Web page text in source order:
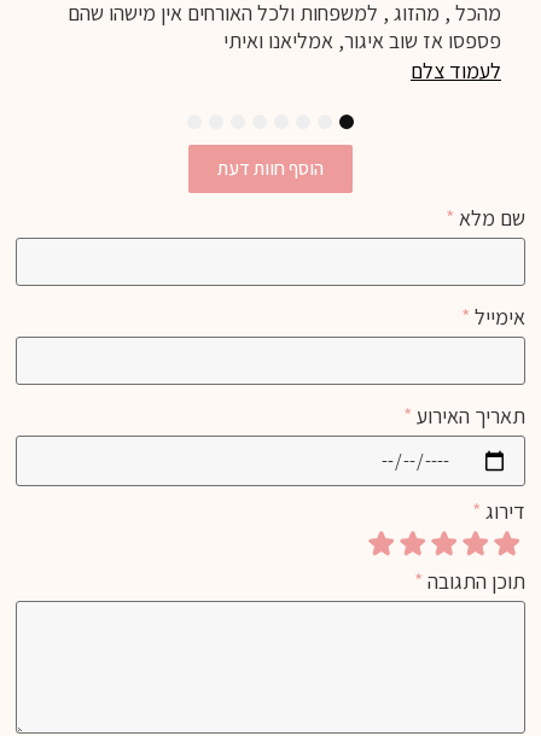
מהכל , מהזוג , למשפחות ולכל האורחים אין מישהו שהם
פספסו אז שוב איגור, אמליאנו ואיתי
לעמוד צלם
הוסף חוות דעת
שם מלא *
אימייל *
תאריך האירוע *
דירוג *
תוכן התגובה *